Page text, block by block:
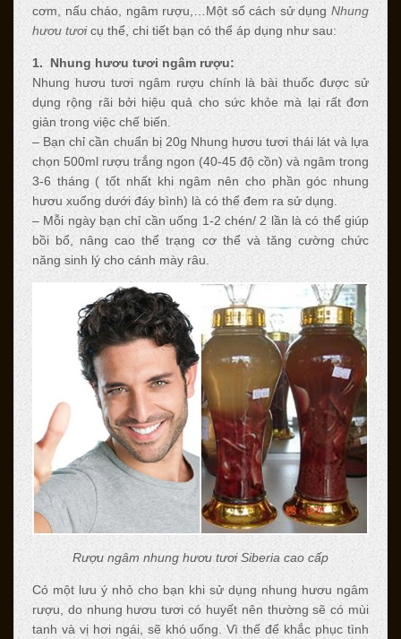
cơm, nấu cháo, ngâm rượu,…Một số cách sử dụng Nhung
hươu tươi cụ thể, chi tiết bạn có thể áp dụng như sau:
1. Nhung hươu tươi ngâm rượu:
Nhung hươu tươi ngâm rượu chính là bài thuốc được sử
dụng rộng rãi bởi hiệu quả cho sức khỏe mà lại rất đơn
giản trong việc chế biến.
– Bạn chỉ cần chuẩn bị 20g Nhung hươu tươi thái lát và lựa
chọn 500ml rượu trắng ngon (40-45 độ cồn) và ngâm trong
3-6 tháng ( tốt nhất khi ngâm nên cho phần góc nhung
hươu xuống dưới đáy bình) là có thể đem ra sử dụng.
– Mỗi ngày bạn chỉ cần uống 1-2 chén/ 2 lần là có thể giúp
bồi bổ, nâng cao thể trạng cơ thể và tăng cường chức
năng sinh lý cho cánh mày râu.
Rượu ngâm nhung hươu tươi Siberia cao cấp
Có một lưu ý nhỏ cho bạn khi sử dụng nhung hươu ngâm
rượu, do nhung hươu tươi có huyết nên thường sẽ có mùi
tanh và vị hơi ngái, sẽ khó uống. Vì thế để khắc phục tình